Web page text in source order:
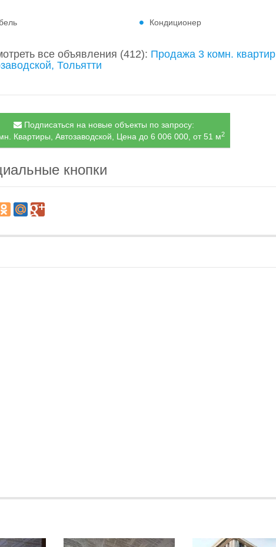
Кондиционер
все объявления (412): Продажа 3 комн. квартир
Тольятти
Подписаться на новые объекты по запросу:
Квартиры, Автозаводской, Цена до 6 006 000, от 51 м2
кнопки